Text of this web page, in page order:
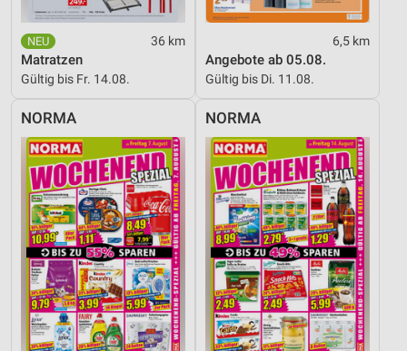
36 km
Matratzen
Gültig bis Fr. 14.08.
6,5 km
Angebote ab 05.08.
Gültig bis Di. 11.08.
NORMA NORMA